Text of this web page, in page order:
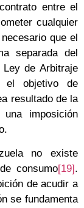
entre el
cualquier
que el
separada del
de Arbitraje
el objetivo de
resultado de la
imposición
no existe
consumo[19].
de acudir a
se fundamenta